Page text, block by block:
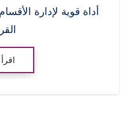
أداة قوية لإدارة